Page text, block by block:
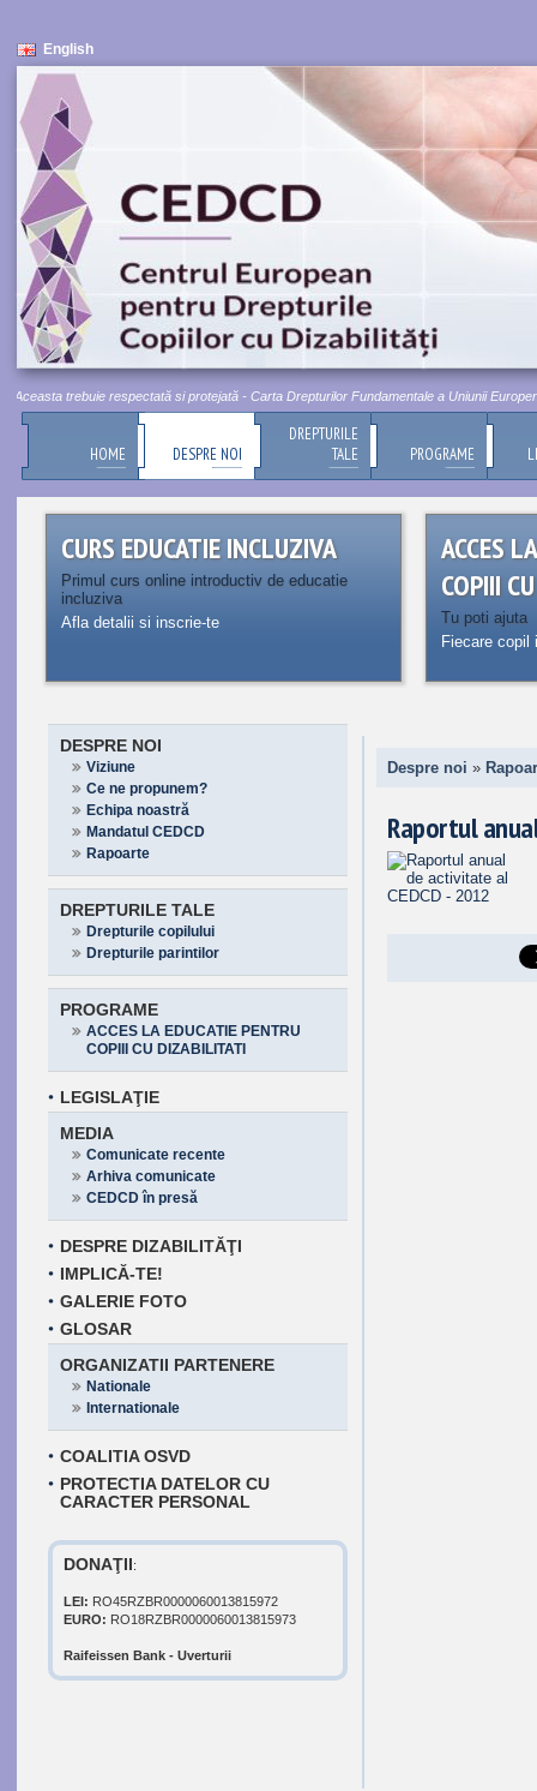
English
trebuie respectată si protejată - Carta Drepturilor Fundamentale a Uniunii
HOME DESPRE NOI
DREPTURILE
TALE
PROGRAME
CURS EDUCATIE INCLUZIVA
Primul curs online introductiv de educatie
incluziva
Afla detalii si inscrie-te
ACCES
COPIII
Tu poti ajuta
Fiecare
DESPRE NOI
Viziune
Ce ne propunem?
Echipa noastră
Mandatul CEDCD
Rapoarte
DREPTURILE TALE
Drepturile copilului
Drepturile parintilor
PROGRAME
ACCES LA EDUCATIE PENTRU
COPIII CU DIZABILITATI
LEGISLAŢIE
MEDIA
Comunicate recente
Arhiva comunicate
CEDCD în presă
DESPRE DIZABILITĂŢI
IMPLICĂ-TE!
GALERIE FOTO
GLOSAR
ORGANIZATII PARTENERE
Nationale
Internationale
COALITIA OSVD
PROTECTIA DATELOR CU
CARACTER PERSONAL
DONAŢII:
LEI: RO45RZBR0000060013815972
EURO: RO18RZBR0000060013815973
Raifeissen Bank - Uverturii
Despre noi »
Raportul